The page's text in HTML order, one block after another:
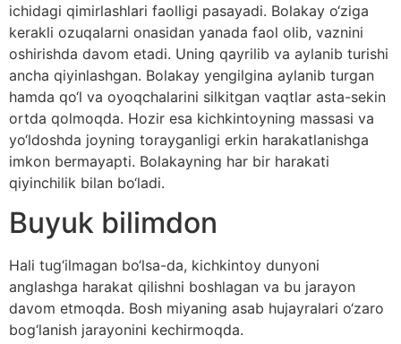
ichidagi qimirlashlari faolligi pasayadi. Bolakay o‘ziga
kerakli ozuqalarni onasidan yanada faol olib, vaznini
oshirishda davom etadi. Uning qayrilib va aylanib turishi
ancha qiyinlashgan. Bolakay yengilgina aylanib turgan
hamda qo‘l va oyoqchalarini silkitgan vaqtlar asta-sekin
ortda qolmoqda. Hozir esa kichkintoyning massasi va
yo‘ldoshda joyning torayganligi erkin harakatlanishga
imkon bermayapti. Bolakayning har bir harakati
qiyinchilik bilan bo‘ladi.
Buyuk bilimdon
Hali tug‘ilmagan bo‘lsa-da, kichkintoy dunyoni
anglashga harakat qilishni boshlagan va bu jarayon
davom etmoqda. Bosh miyaning asab hujayralari o‘zaro
bog‘lanish jarayonini kechirmoqda.